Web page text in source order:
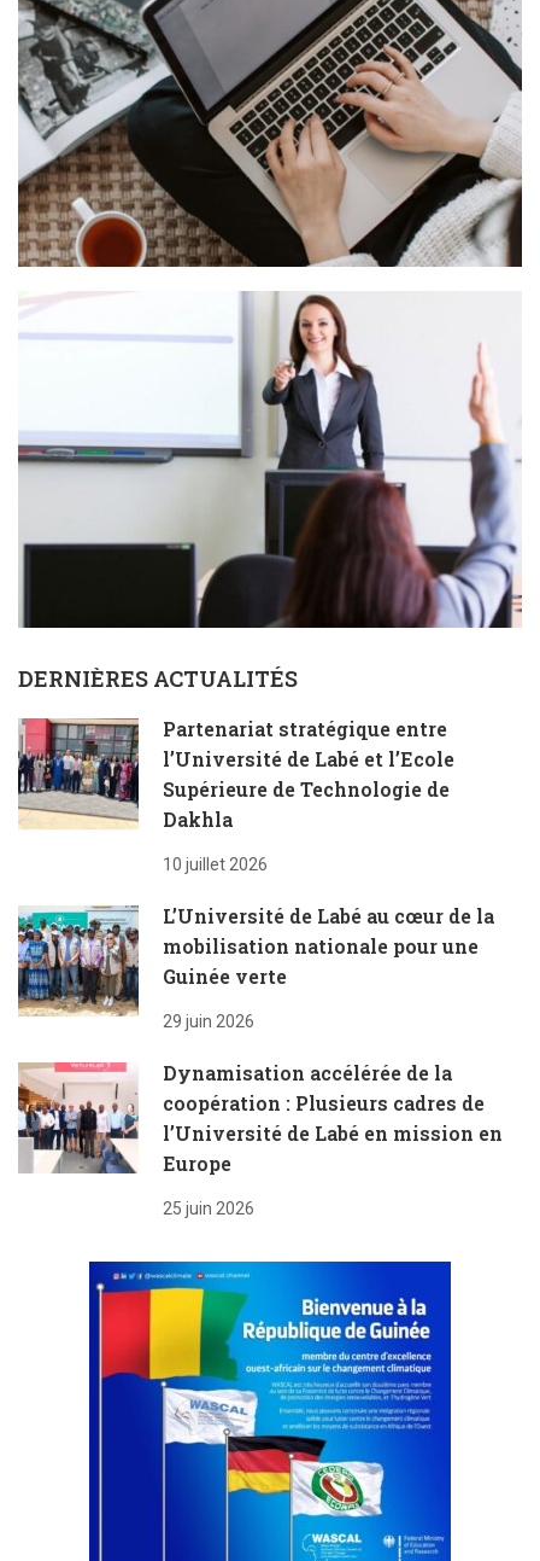
DERNIÈRES ACTUALITÉS
Partenariat stratégique entre
l’Université de Labé et l’Ecole
Supérieure de Technologie de
Dakhla
10 juillet 2026
L’Université de Labé au cœur de la
mobilisation nationale pour une
Guinée verte
29 juin 2026
Dynamisation accélérée de la
coopération : Plusieurs cadres de
l’Université de Labé en mission en
Europe
25 juin 2026